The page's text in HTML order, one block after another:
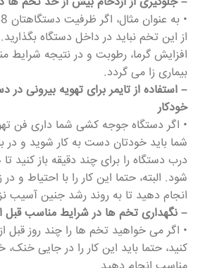
از این تخم نباید در داخل دستگاه بگذارید.
افزایش گرما، رطوبت و در نتیجه شرایط
بیماری زا می گردد.
– استفاده از تایمر برای تهویه بیرونی
خودکار
• اگر دستگاه جوجه کشی شما داری فن
شما باید خودتان دست به کار شوید و
درب دستگاه را برای چند دقیقه باز کنید
شود. البته، حتما این کار را با احتیاط
انجام دهید تا به روند رشد جنین آسیب
– نگهداری تخم ها در شرایط مناسب قبل
• اگر می خواهید تخم ها را چند روز
کنید، حتما باید این کار را در جایی